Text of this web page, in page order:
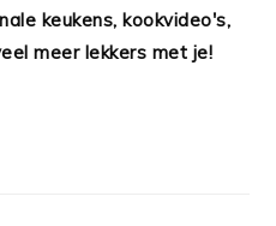
keukens, kookvideo's,
meer lekkers met je!